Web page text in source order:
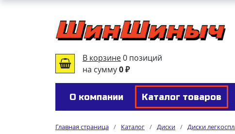
В корзине0 позиций
на сумму0 ₽
О компании Каталог товаров
Главная страница / Каталог / Диски / Диски